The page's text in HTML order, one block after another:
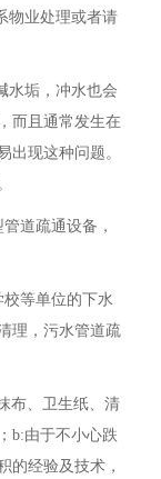
物业处理或者请
水垢，冲水也会
而且通常发生在
出现这种问题。
道疏通设备，
等单位的下水
理，污水管道疏
布、卫生纸、清
b:由于不小心跌
的经验及技术，